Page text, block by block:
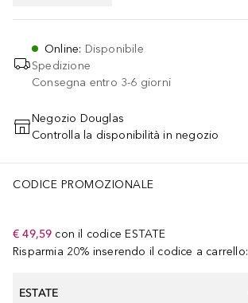
Online: Disponibile
Spedizione
Consegna entro 3-6 giorni
AGGIUNGI AL CARRELLO
Negozio Douglas
Controlla la disponibilità in negozio
CODICE PROMOZIONALE
€ 49,59 con il codice ESTATE
Risparmia 20% inserendo il codice a carrello:
ESTATE